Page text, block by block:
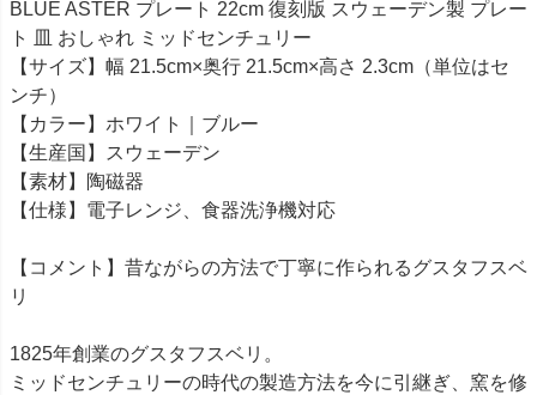
BLUE ASTER プレート 22cm 復刻版 スウェーデン製 プレー
ト 皿 おしゃれ ミッドセンチュリー
【サイズ】幅 21.5cm×奥行 21.5cm×高さ 2.3cm（単位はセ
ンチ）
【カラー】ホワイト｜ブルー
【生産国】スウェーデン
【素材】陶磁器
【仕様】電子レンジ、食器洗浄機対応
【コメント】昔ながらの方法で丁寧に作られるグスタフスベ
リ
1825年創業のグスタフスベリ。
ミッドセンチュリーの時代の製造方法を今に引継ぎ、窯を修